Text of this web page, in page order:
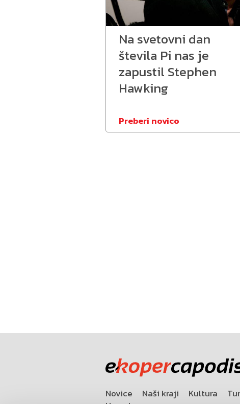
Na svetovni dan
števila Pi nas je
zapustil Stephen
Hawking
Preberi novico
Novice Naši kraji Kultura